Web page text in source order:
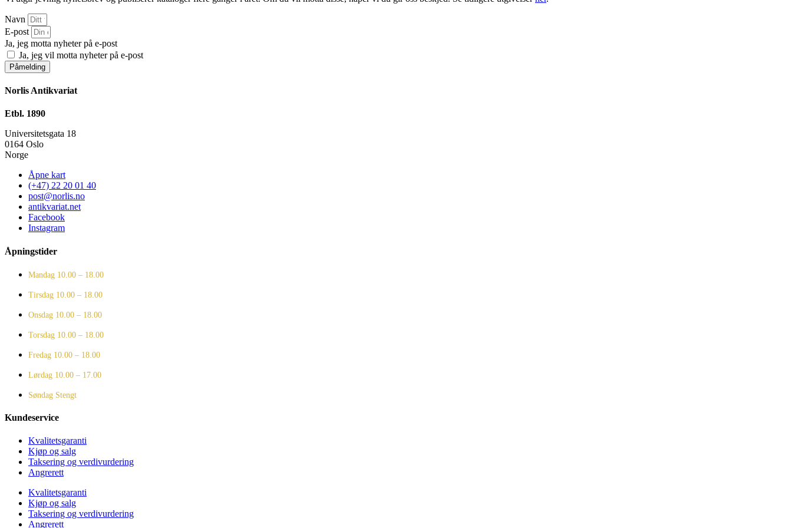
Navn
E-post
Ja, jeg motta nyheter på e-post
Ja, jeg vil motta nyheter på e-post
Påmelding
Norlis Antikvariat
Etbl. 1890
Universitetsgata 18
0164 Oslo
Norge
Åpne kart
(+47) 22 20 01 40
post@norlis.no
antikvariat.net
Facebook
Instagram
Åpningstider
Mandag 10.00 – 18.00
Tirsdag 10.00 – 18.00
Onsdag 10.00 – 18.00
Torsdag 10.00 – 18.00
Fredag 10.00 – 18.00
Lørdag 10.00 – 17.00
Søndag Stengt
Kundeservice
Kvalitetsgaranti
Kjøp og salg
Taksering og verdivurdering
Angrerett
Kvalitetsgaranti
Kjøp og salg
Taksering og verdivurdering
Angrerett